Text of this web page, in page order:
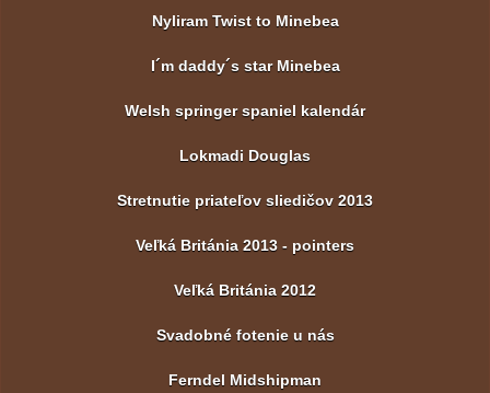
Nyliram Twist to Minebea
I´m daddy´s star Minebea
Welsh springer spaniel kalendár
Lokmadi Douglas
Stretnutie priateľov sliedičov 2013
Veľká Británia 2013 - pointers
Veľká Británia 2012
Svadobné fotenie u nás
Ferndel Midshipman